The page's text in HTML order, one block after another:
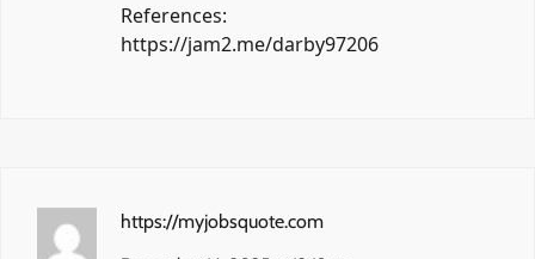
References:
https://jam2.me/darby97206
https://myjobsquote.com